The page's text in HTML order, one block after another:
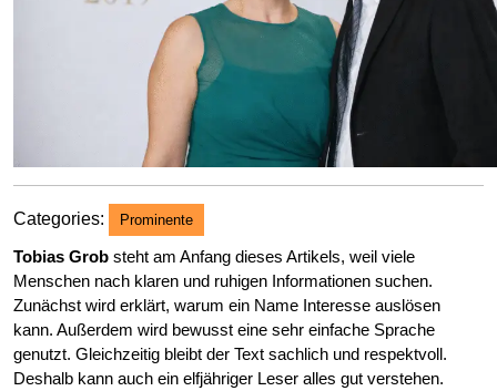
Categories: Prominente
Tobias Grob steht am Anfang dieses Artikels, weil viele
Menschen nach klaren und ruhigen Informationen suchen.
Zunächst wird erklärt, warum ein Name Interesse auslösen
kann. Außerdem wird bewusst eine sehr einfache Sprache
genutzt. Gleichzeitig bleibt der Text sachlich und respektvoll.
Deshalb kann auch ein elfjähriger Leser alles gut verstehen.